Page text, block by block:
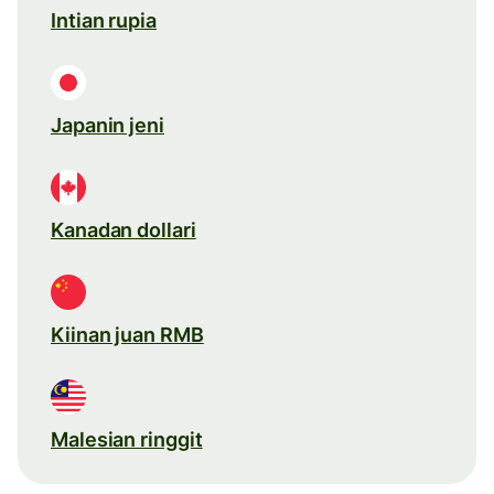
Intian rupia
Japanin jeni
Kanadan dollari
Kiinan juan RMB
Malesian ringgit